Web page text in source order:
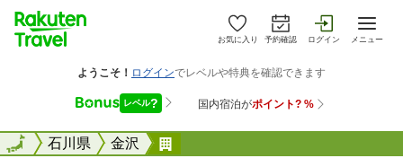
お気に入り 予約確認 ログイン メニュー
全国石川県 金沢
全国